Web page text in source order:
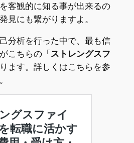
客観的に知る事が出来るの
見にも繋がりますよ。
分析を行った中で、最も信
こちらの「ストレングスフ
ます。詳しくはこちらを参